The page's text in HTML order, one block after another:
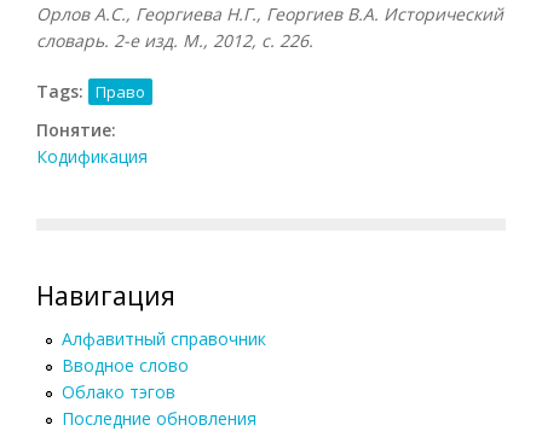
Орлов А.С., Георгиева Н.Г., Георгиев В.А. Исторический
словарь. 2-е изд. М., 2012, с. 226.
Tags: Право
Понятие:
Кодификация
Навигация
Алфавитный справочник
Вводное слово
Облако тэгов
Последние обновления